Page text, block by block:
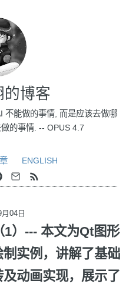
的博客
不能做的事情, 而是应该去做哪
的事情. -- OPUS 4.7
ENGLISH
04日
）--- 本文为Qt图形
实例，讲解了基础
动画实现，展示了